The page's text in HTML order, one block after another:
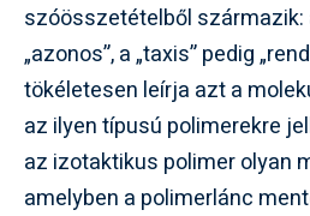
szóösszetételből származik:
„azonos”, a „taxis” pedig
tökéletesen leírja azt a
az ilyen típusú polimerekre
az izotaktikus polimer olyan
amelyben a polimerlánc